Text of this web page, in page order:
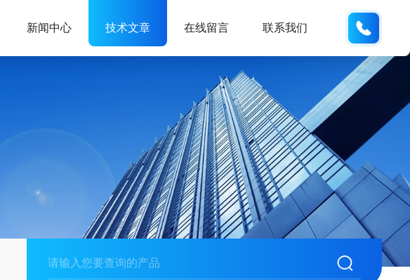
新闻中心 技术文章 在线留言 联系我们